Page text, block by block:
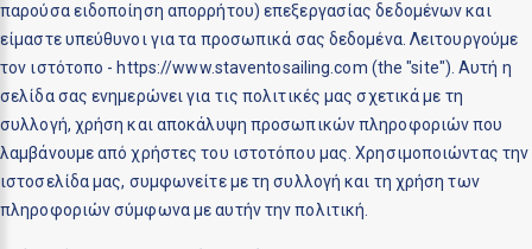
παρούσα ειδοποίηση απορρήτου) επεξεργασίας δεδομένων και
είμαστε υπεύθυνοι για τα προσωπικά σας δεδομένα. Λειτουργούμε
τον ιστότοπο - https://www.staventosailing.com (the "site"). Αυτή η
σελίδα σας ενημερώνει για τις πολιτικές μας σχετικά με τη
συλλογή, χρήση και αποκάλυψη προσωπικών πληροφοριών που
λαμβάνουμε από χρήστες του ιστοτόπου μας. Χρησιμοποιώντας την
ιστοσελίδα μας, συμφωνείτε με τη συλλογή και τη χρήση των
πληροφοριών σύμφωνα με αυτήν την πολιτική.